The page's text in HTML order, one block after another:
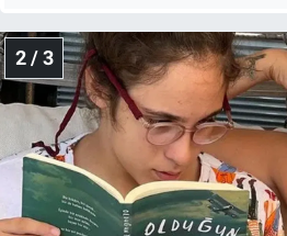
2 / 3
Popüler
Programlar
Sağlık